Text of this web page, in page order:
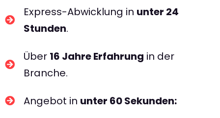
Express-Abwicklung in unter 24
Stunden.
Über 16 Jahre Erfahrung in der
Branche.
Angebot in unter 60 Sekunden: